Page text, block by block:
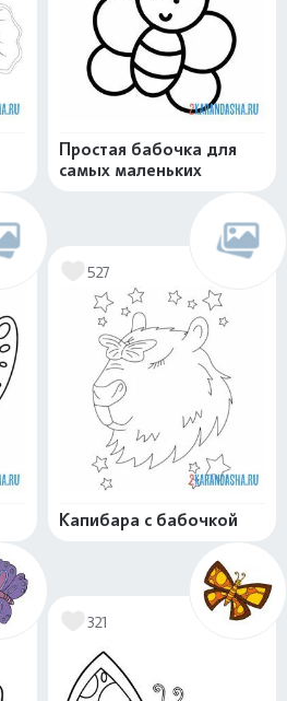
Простая бабочка для
самых маленьких
527
Капибара с бабочкой
321